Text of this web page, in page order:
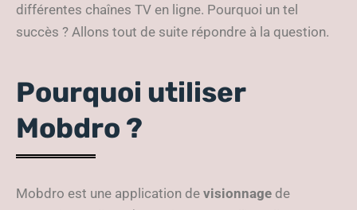
différentes chaînes TV en ligne. Pourquoi un tel
succès ? Allons tout de suite répondre à la question.
Pourquoi utiliser
Mobdro ?
Mobdro est une application de visionnage de